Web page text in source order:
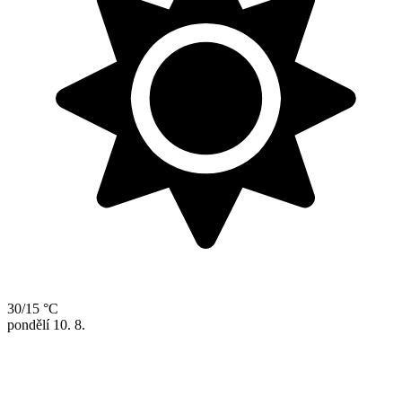
30/15 °C
pondělí 10. 8.